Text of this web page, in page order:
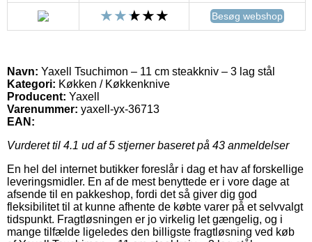
Besøg webshop
Navn: Yaxell Tsuchimon – 11 cm steakkniv – 3 lag stål
Kategori: Køkken / Køkkenknive
Producent: Yaxell
Varenummer: yaxell-yx-36713
EAN:
Vurderet til 4.1 ud af 5 stjerner baseret på 43 anmeldelser
En hel del internet butikker foreslår i dag et hav af forskellige
leveringsmidler. En af de mest benyttede er i vore dage at
afsende til en pakkeshop, fordi det så giver dig god
fleksibilitet til at kunne afhente de købte varer på et selvvalgt
tidspunkt. Fragtløsningen er jo virkelig let gængelig, og i
mange tilfælde ligeledes den billigste fragtløsning ved køb